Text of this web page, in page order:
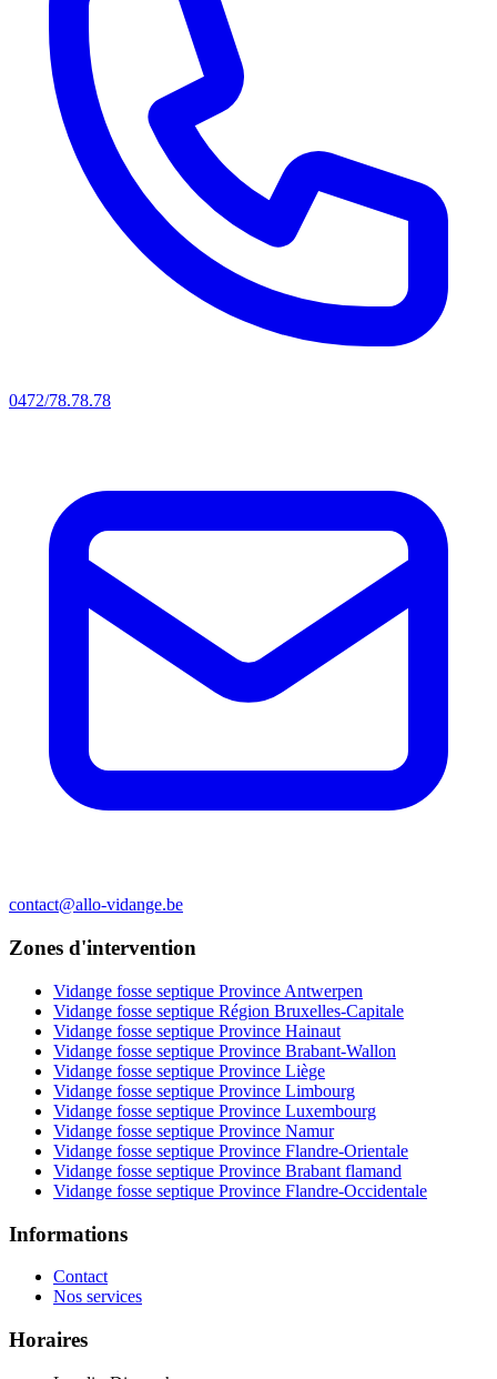
0472/78.78.78
contact@allo-vidange.be
Zones d'intervention
Vidange fosse septique Province Antwerpen
Vidange fosse septique Région Bruxelles-Capitale
Vidange fosse septique Province Hainaut
Vidange fosse septique Province Brabant-Wallon
Vidange fosse septique Province Liège
Vidange fosse septique Province Limbourg
Vidange fosse septique Province Luxembourg
Vidange fosse septique Province Namur
Vidange fosse septique Province Flandre-Orientale
Vidange fosse septique Province Brabant flamand
Vidange fosse septique Province Flandre-Occidentale
Informations
Contact
Nos services
Horaires